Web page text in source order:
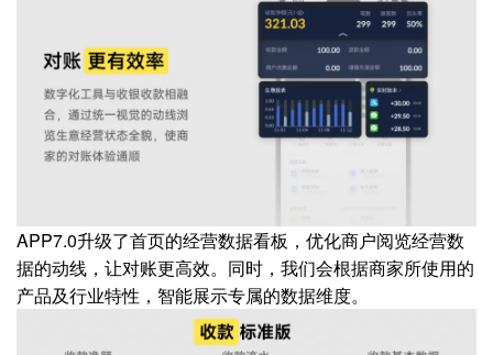
APP7.0升级了首页的经营数据看板，优化商户阅览经营数
据的动线，让对账更高效。同时，我们会根据商家所使用的
产品及行业特性，智能展示专属的数据维度。